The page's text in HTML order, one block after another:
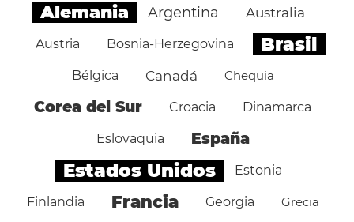
Alemania Argentina Australia
Austria Bosnia-Herzegovina Brasil
Bélgica Canadá Chequia
Corea del Sur Croacia Dinamarca
Eslovaquia España
Estados Unidos Estonia
Finlandia Francia Georgia Grecia